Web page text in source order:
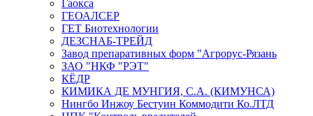
Гаокса
ГЕОАЛСЕР
ГЕТ Биотехнологии
ДЕЗСНАБ-ТРЕЙД
Завод препаративных форм "Агрорус-Рязань
ЗАО "НКФ "РЭТ"
КЁДР
КИМИКА ДЕ МУНГИЯ, С.А. (КИМУНСА)
Нингбо Инжоу Бестуин Коммодити Ко.ЛТД